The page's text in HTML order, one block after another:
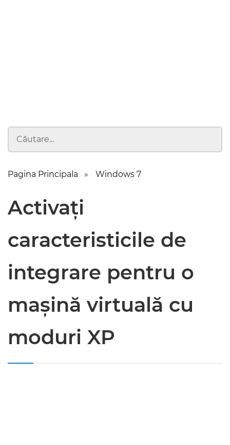
Pagina Principala Windows 7
Activați
caracteristicile de
integrare pentru o
mașină virtuală cu
moduri XP